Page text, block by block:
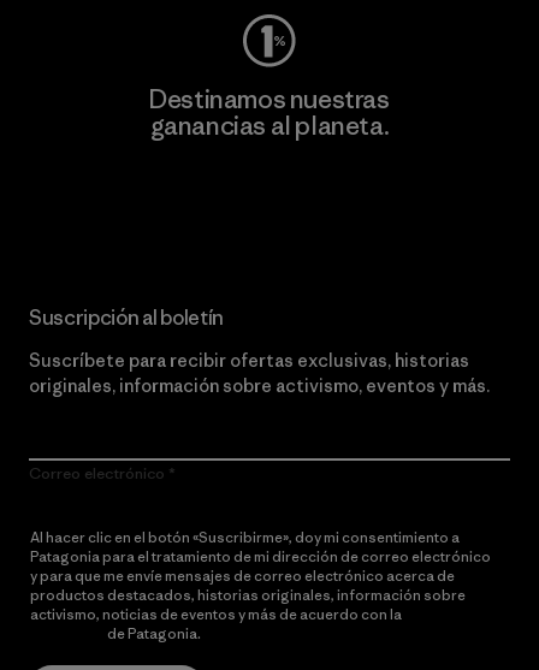
Destinamos nuestras
ganancias al planeta.
Suscripción al boletín
Suscríbete para recibir ofertas exclusivas, historias
originales, información sobre activismo, eventos y más.
Correo electrónico
Al hacer clic en el botón «Suscribirme», doy mi consentimiento a
Patagonia para el tratamiento de mi dirección de correo electrónico
y para que me envíe mensajes de correo electrónico acerca de
productos destacados, historias originales, información sobre
activismo, noticias de eventos y más de acuerdo con la
de Patagonia.